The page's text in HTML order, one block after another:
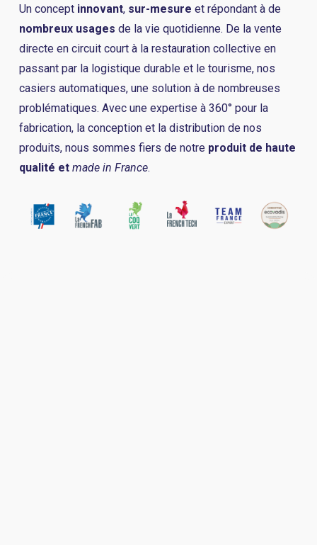
Un concept innovant, sur-mesure et répondant à de
nombreux usages de la vie quotidienne. De la vente
directe en circuit court à la restauration collective en
passant par la logistique durable et le tourisme, nos
casiers automatiques, une solution à de nombreuses
problématiques. Avec une expertise à 360° pour la
fabrication, la conception et la distribution de nos
produits, nous sommes fiers de notre produit de haute
qualité et made in France.